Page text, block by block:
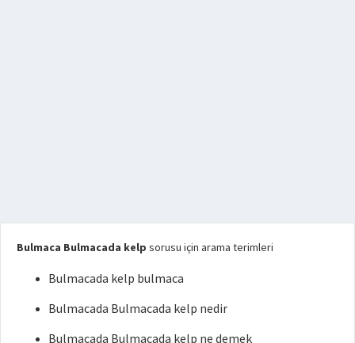
Bulmaca Bulmacada kelp sorusu için arama terimleri
Bulmacada kelp bulmaca
Bulmacada Bulmacada kelp nedir
Bulmacada Bulmacada kelp ne demek